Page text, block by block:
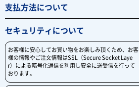
支払方法について
セキュリティについて
お客様に安心してお買い物をお楽しみ頂くため、お客
様の情報やご注文情報はSSL（Secure Socket Laye
r）による暗号化通信を利用し安全に送受信を行って
おります。